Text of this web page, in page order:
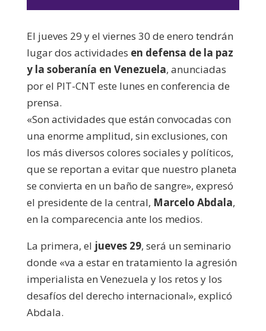
El jueves 29 y el viernes 30 de enero tendrán
lugar dos actividades en defensa de la paz
y la soberanía en Venezuela, anunciadas
por el PIT-CNT este lunes en conferencia de
prensa.
«Son actividades que están convocadas con
una enorme amplitud, sin exclusiones, con
los más diversos colores sociales y políticos,
que se reportan a evitar que nuestro planeta
se convierta en un baño de sangre», expresó
el presidente de la central, Marcelo Abdala,
en la comparecencia ante los medios.
La primera, el jueves 29, será un seminario
donde «va a estar en tratamiento la agresión
imperialista en Venezuela y los retos y los
desafíos del derecho internacional», explicó
Abdala.